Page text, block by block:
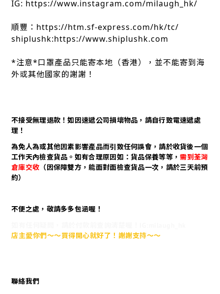
IG: https://www.instagram.com/milaugh_hk/
順豐：https://htm.sf-express.com/hk/tc/
shiplushk:https://www.shiplushk.com
*注意*口罩產品只能寄本地（香港），並不能寄到海
外或其他國家的謝謝！
不接受無理退款！如因速遞公司損壞物品，請自行致電速遞處
理！
為免人為或其他因素影響產品而引致任何誤會，請於收貨後一個
工作天內檢查貨品。如有合理原因如：貨品保養等等，需到荃灣
倉庫交收 （因保障雙方，能面對面檢查貨品一次，請於三天前預
約）
不便之處，敬請多多包涵喔！
店主愛你們～～買得開心就好了！謝謝支持～～
聯絡我們